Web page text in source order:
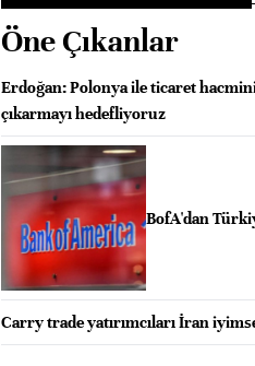
Öne Çıkanlar
Erdoğan: Polonya ile ticaret
çıkarmayı hedefliyoruz
BofA'dan
Carry trade yatırımcıları İran